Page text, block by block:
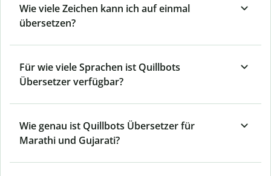
Wie viele Zeichen kann ich auf einmal
übersetzen?
Für wie viele Sprachen ist Quillbots
Übersetzer verfügbar?
Wie genau ist Quillbots Übersetzer für
Marathi und Gujarati?